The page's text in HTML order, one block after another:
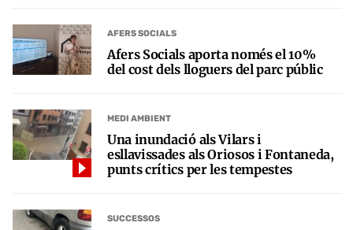
AFERS SOCIALS
Afers Socials aporta només el 10%
del cost dels lloguers del parc públic
MEDI AMBIENT
Una inundació als Vilars i
esllavissades als Oriosos i Fontaneda,
punts crítics per les tempestes
SUCCESSOS